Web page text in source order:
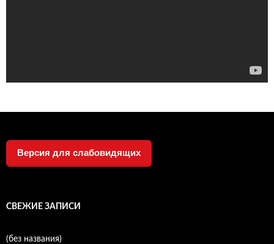
Версия для слабовидящих
СВЕЖИЕ ЗАПИСИ
(без названия)